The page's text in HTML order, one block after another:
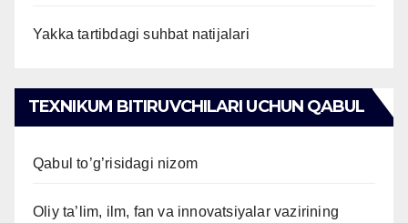
Yakka tartibdagi suhbat natijalari
TEXNIKUM BITIRUVCHILARI UCHUN QABUL
Qabul to’g’risidagi nizom
Oliy ta’lim, ilm, fan va innovatsiyalar vazirining